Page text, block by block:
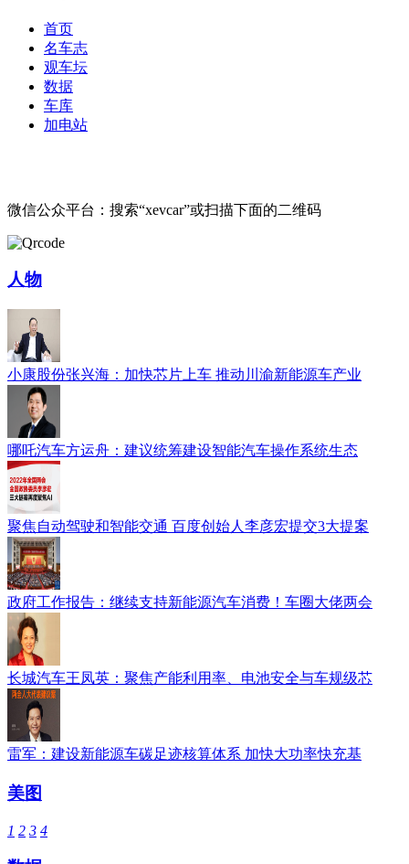
首页
名车志
观车坛
数据
车库
加电站
微信公众平台：搜索“xevcar”或扫描下面的二维码
人物
小康股份张兴海：加快芯片上车 推动川渝新能源车产业
哪吒汽车方运舟：建议统筹建设智能汽车操作系统生态
聚焦自动驾驶和智能交通 百度创始人李彦宏提交3大提案
政府工作报告：继续支持新能源汽车消费！车圈大佬两会
长城汽车王凤英：聚焦产能利用率、电池安全与车规级芯
雷军：建设新能源车碳足迹核算体系 加快大功率快充基
美图
1 2 3 4